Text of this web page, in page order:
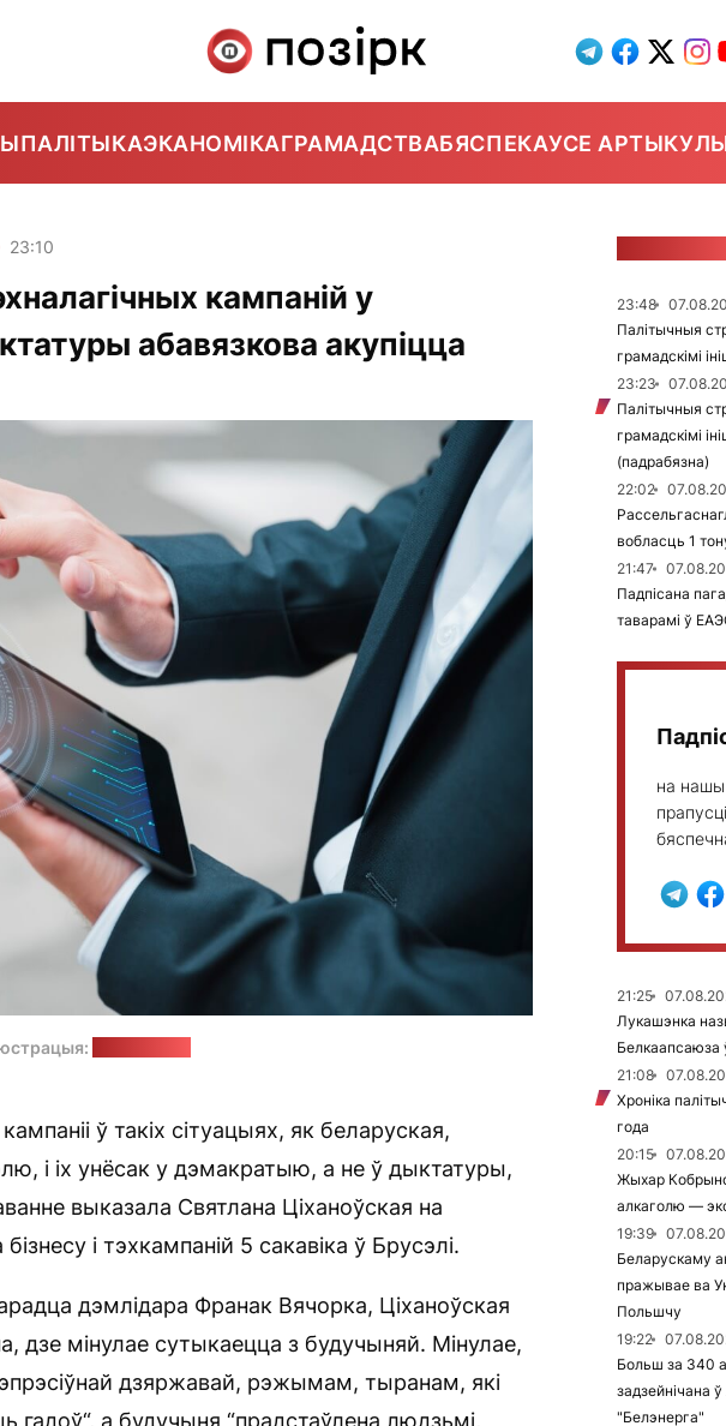
ПАЛІТЫКАЭКАНОМІКАГРАМАДСТВАБЯСПЕКАУСЕ
23:10
кампаній у
абавязкова акупіцца
ў такіх сітуацыях, як беларуская,
і іх унёсак у дэмакратыю, а не ў дыктатуры,
выказала Святлана Ціханоўская на
і тэхкампаній 5 сакавіка ў Брусэлі.
дэмлідара Франак Вячорка, Ціханоўская
дзе мінулае сутыкаецца з будучыняй. Мінулае,
дзяржавай, рэжымам, тыранам, які
а будучыня “прадстаўлена людзьмі,
23:48
Палітычныя
грамадскімі
23:23
Палітычныя
грамадскімі
(падрабязна)
22:02
вобласць 1
21:47
Падпісана
таварамі ў
на нашы
21:25
Лукашэнка
Белкаапсаюза
21:08
Хроніка
года
20:15
Жыхар
алкаголю —
19:39
Беларускаму
пражывае ва
Польшчу
19:22
Больш за 340
задзейнічана
"Белэнерга"